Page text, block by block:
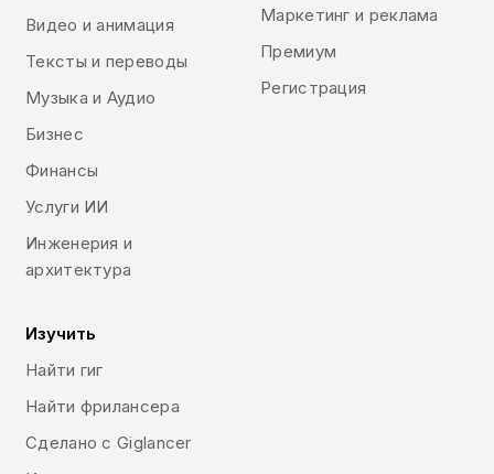
Видео и анимация
Тексты и переводы
Музыка и Аудио
Бизнес
Финансы
Услуги ИИ
Инженерия и
архитектура
Маркетинг и реклама
Премиум
Регистрация
Изучить
Найти гиг
Найти фрилансера
Сделано с Giglancer